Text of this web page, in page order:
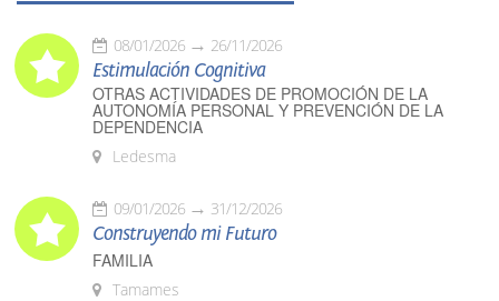
08/01/2026 26/11/2026
Estimulación Cognitiva
OTRAS ACTIVIDADES DE PROMOCIÓN DE LA
AUTONOMÍA PERSONAL Y PREVENCIÓN DE LA
DEPENDENCIA
Ledesma
09/01/2026 31/12/2026
Construyendo mi Futuro
FAMILIA
Tamames